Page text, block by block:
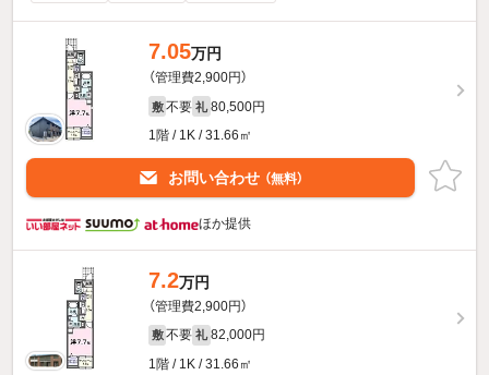
7.05万円
（管理費2,900円）
敷 不要 礼 80,500円
1階 / 1K / 31.66㎡
お問い合わせ （無料）
ほか提供
7.2万円
（管理費2,900円）
敷 不要 礼 82,000円
1階 / 1K / 31.66㎡